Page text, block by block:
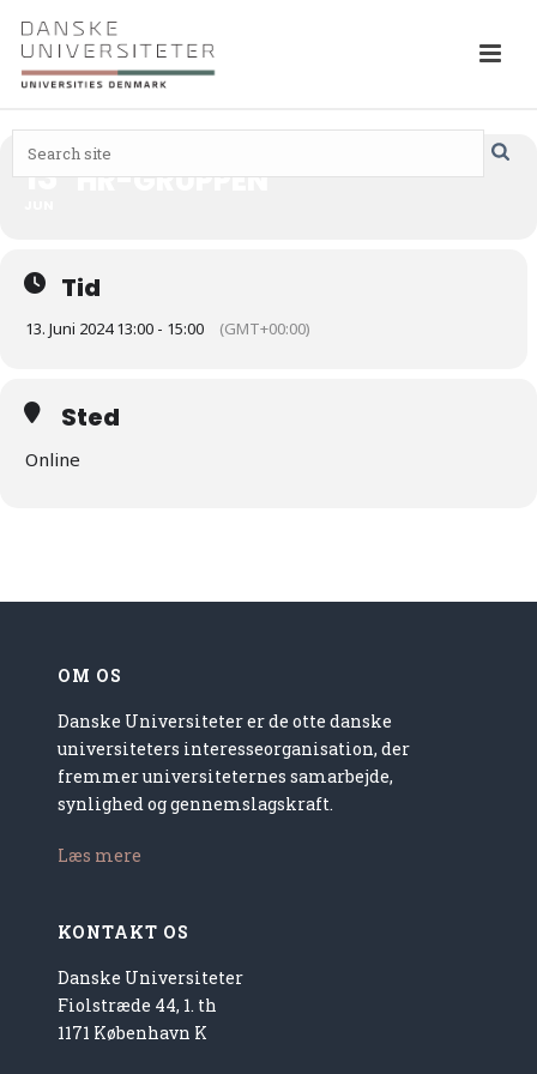
13 HR-GRUPPEN
Tid
13. Juni 2024 13:00 - 15:00 (GMT+00:00)
Sted
Online
OM OS
Danske Universiteter er de otte danske
universiteters interesseorganisation, der
fremmer universiteternes samarbejde,
synlighed og gennemslagskraft.
Læs mere
KONTAKT OS
Danske Universiteter
Fiolstræde 44, 1. th
1171 København K